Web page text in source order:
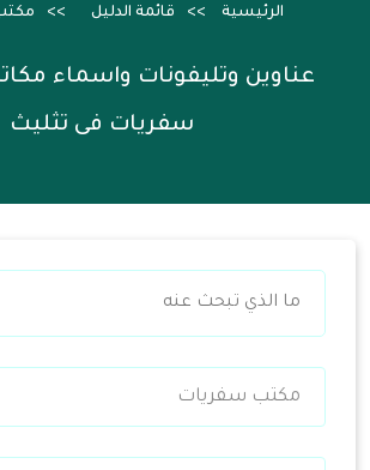
الرئيسية قائمة الدليل
عناوين وتليفونات واسماء
سفريات فى تثليث
مكتب سفريات